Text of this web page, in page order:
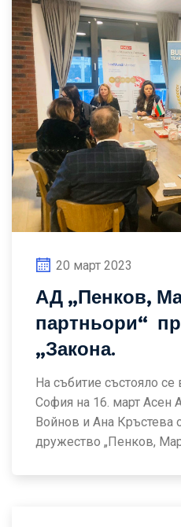
20 март 2023
АД „Пенков,
партньори“
„Закона.
На събитие състояло
София на 16. март Асен
Войнов и Ана Кръстева
дружество „Пенков,